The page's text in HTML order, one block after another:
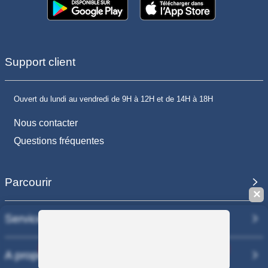
Support client
Ouvert du lundi au vendredi de 9H à 12H et de 14H à 18H
Nous contacter
Questions fréquentes
Parcourir
Services
A propos
✕